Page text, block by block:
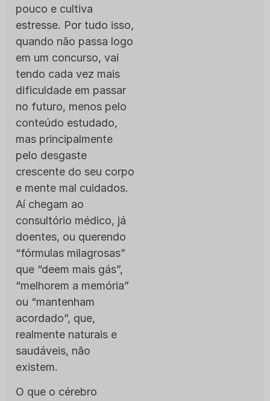
pouco e cultiva
estresse. Por tudo isso,
quando não passa logo
em um concurso, vai
tendo cada vez mais
dificuldade em passar
no futuro, menos pelo
conteúdo estudado,
mas principalmente
pelo desgaste
crescente do seu corpo
e mente mal cuidados.
Aí chegam ao
consultório médico, já
doentes, ou querendo
“fórmulas milagrosas”
que “deem mais gás”,
“melhorem a memória”
ou “mantenham
acordado”, que,
realmente naturais e
saudáveis, não
existem.
O que o cérebro